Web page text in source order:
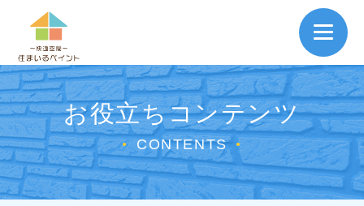
お役立ちコンテンツ
● CONTENTS ●